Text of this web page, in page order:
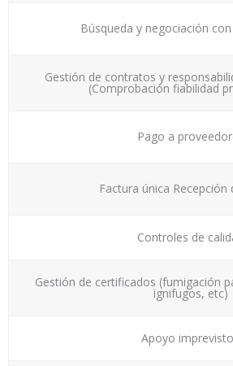
Búsqueda y negociación
Gestión de contratos y
(Comprobación fiabilidad
Pago a
Factura única Recepción
Controles de
Gestión de certificados (fumigación
ignifugos, etc)
Apoyo